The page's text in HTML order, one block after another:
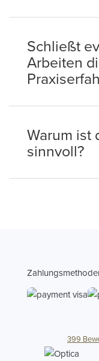
Schließt
Arbeiten
Warum ist
sinnvoll?
399